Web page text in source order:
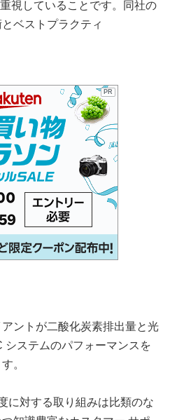
視していることです。同社の
ベストプラクティ
PR
ントが二酸化炭素排出量と光
システムのパフォーマンスを
。
に対する取り組みは比類のな